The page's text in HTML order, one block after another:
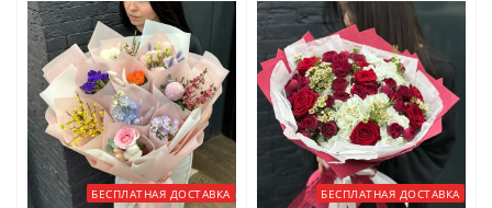
БЕСПЛАТНАЯ ДОСТАВКА БЕСПЛАТНАЯ ДОСТАВКА